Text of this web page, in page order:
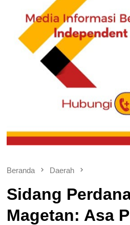
Beranda Daerah
Sidang
Magetan: Asa